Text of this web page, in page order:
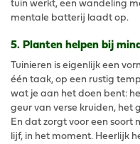
tuin werkt, een wandeling
mentale batterij laadt op.
5. Planten helpen bij
Tuinieren is eigenlijk een
één taak, op een rustig
wat je aan het doen bent:
geur van verse kruiden, het
En dat zorgt voor een soort
lijf, in het moment. Heerlijk